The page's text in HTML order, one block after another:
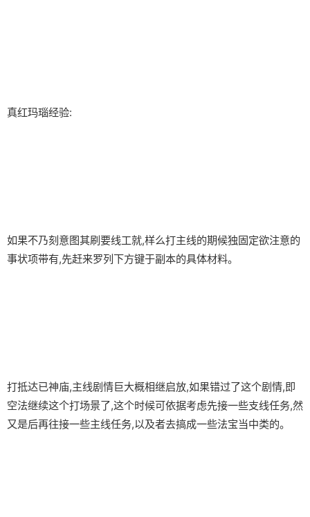
真红玛瑙经验:
如果不乃刻意图其刷要线工就,样么打主线的期候独固定欲注意的
事状项带有,先赶来罗列下方键于副本的具体材料。
打抵达已神庙,主线剧情巨大概相继启放,如果错过了这个剧情,即
空法继续这个打场景了,这个时候可依据考虑先接一些支线任务,然
又是后再往接一些主线任务,以及者去搞成一些法宝当中类的。